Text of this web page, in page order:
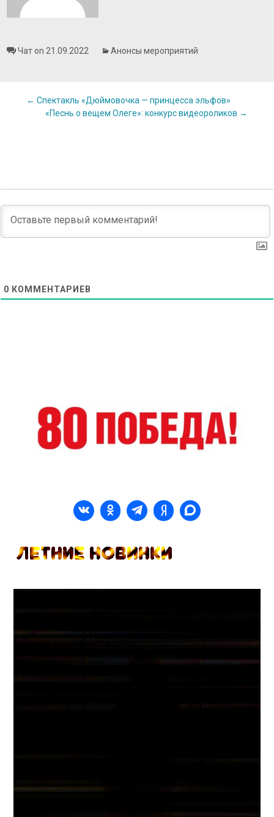
Чат on 21.09.2022 Анонсы мероприятий
Post
← Спектакль «Дюймовочка — принцесса эльфов»
«Песнь о вещем Олеге»: конкурс видеороликов →
0 КОММЕНТАРИЕВ